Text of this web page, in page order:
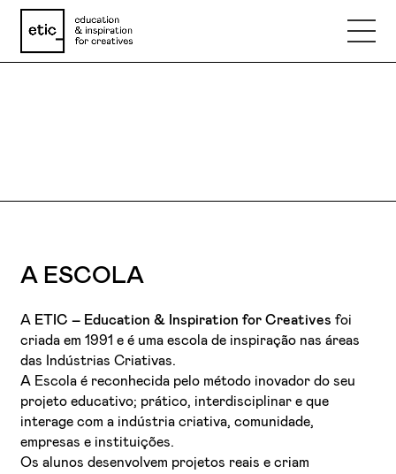
Mensagem
A ESCOLA
A ETIC – Education & Inspiration for Creatives foi
criada em 1991 e é uma escola de inspiração nas áreas
das Indústrias Criativas.
A Escola é reconhecida pelo método inovador do seu
projeto educativo; prático, interdisciplinar e que
interage com a indústria criativa, comunidade,
empresas e instituições.
Os alunos desenvolvem projetos reais e criam